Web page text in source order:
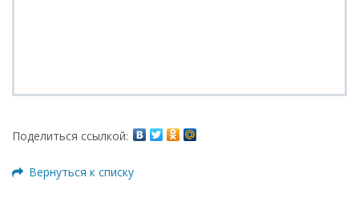
Поделиться ссылкой:
Вернуться к списку